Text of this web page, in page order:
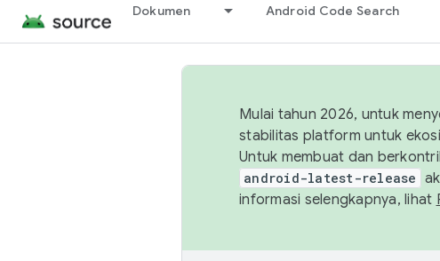
Dokumen Android Code Search
Mulai tahun 2026, untuk
stabilitas platform untuk
Untuk membuat dan
android-latest-release
informasi selengkapnya, lihat